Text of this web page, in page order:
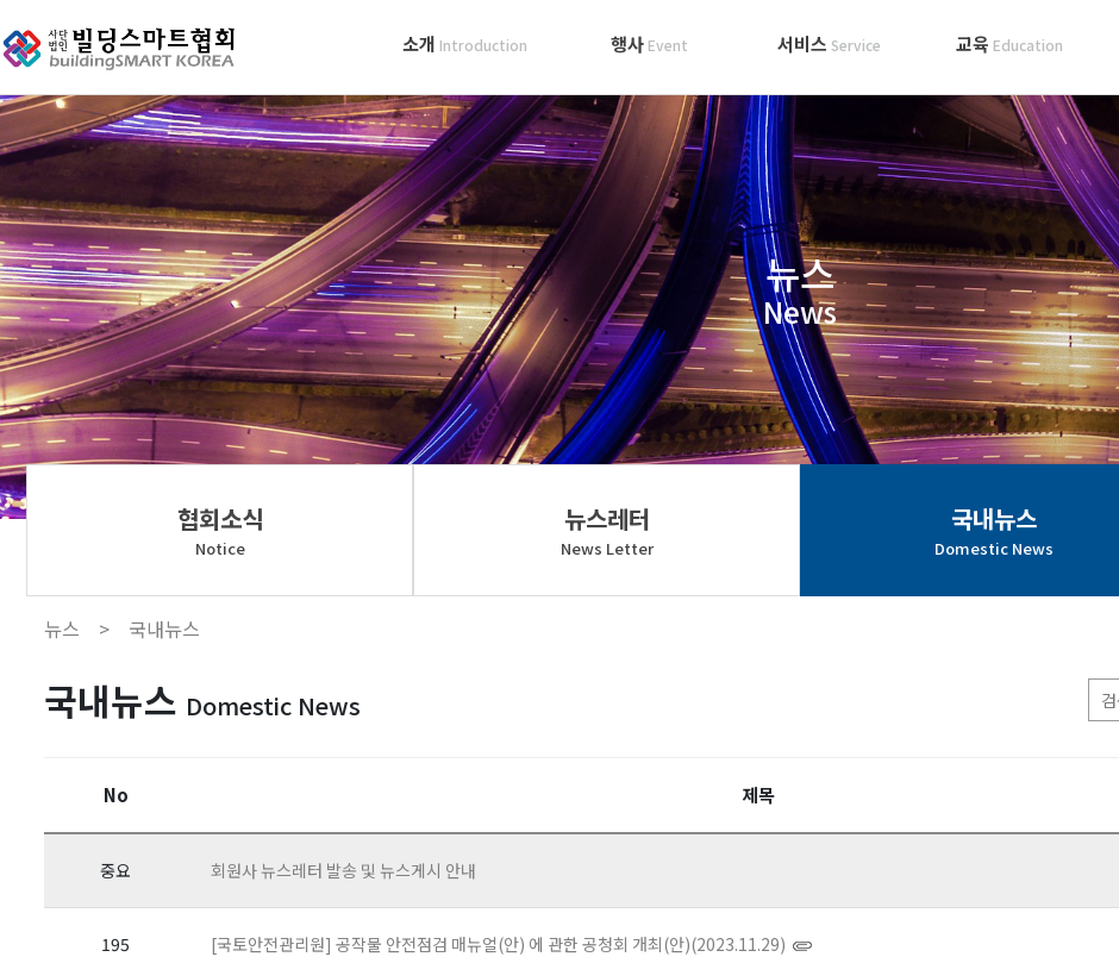
소개 Introduction 행사 Event 서비스 Service 교육 Education
뉴스
News
협회소식
Notice
뉴스레터
News Letter
국내뉴스
Domestic News
뉴스 > 국내뉴스
국내뉴스 Domestic News
No 제목
중요 회원사 뉴스레터 발송 및 뉴스게시 안내
195 [국토안전관리원] 공작물 안전점검 매뉴얼(안) 에 관한 공청회 개최(안)(2023.11.29)